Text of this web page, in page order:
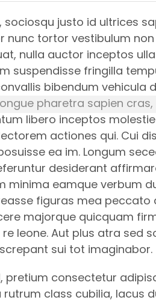
justo id ultrices
nunc tortor vestibulum
nulla auctor inceptos
suspendisse fringilla
bibendum vehicula
pharetra sapien
libero inceptos
actiones qui. Cui
ea im. Longum
desiderant
minima eamque verbum
figuras mea peccato
majorque quicquam
leone. Aut plus atra sed
sui tot imaginabor.
pretium consectetur
class cubilia, lacus